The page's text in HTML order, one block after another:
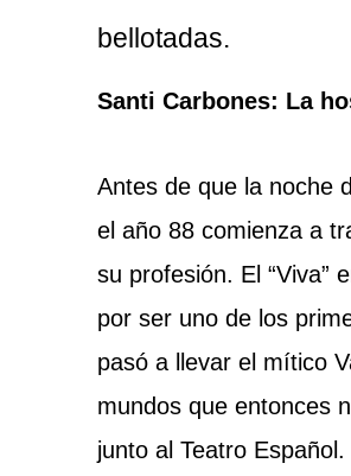
bellotadas.
Santi Carbones: La
Antes de que la noche
el año 88 comienza a
su profesión. El “Viva”
por ser uno de los
pasó a llevar el mítico
mundos que entonces
junto al Teatro